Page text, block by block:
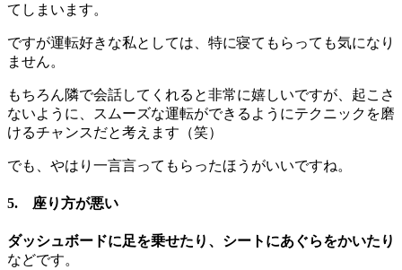
てしまいます。
ですが運転好きな私としては、特に寝てもらっても気になり
ません。
もちろん隣で会話してくれると非常に嬉しいですが、起こさ
ないように、スムーズな運転ができるようにテクニックを磨
けるチャンスだと考えます（笑）
でも、やはり一言言ってもらったほうがいいですね。
5. 座り方が悪い
ダッシュボードに足を乗せたり、シートにあぐらをかいたり
などです。